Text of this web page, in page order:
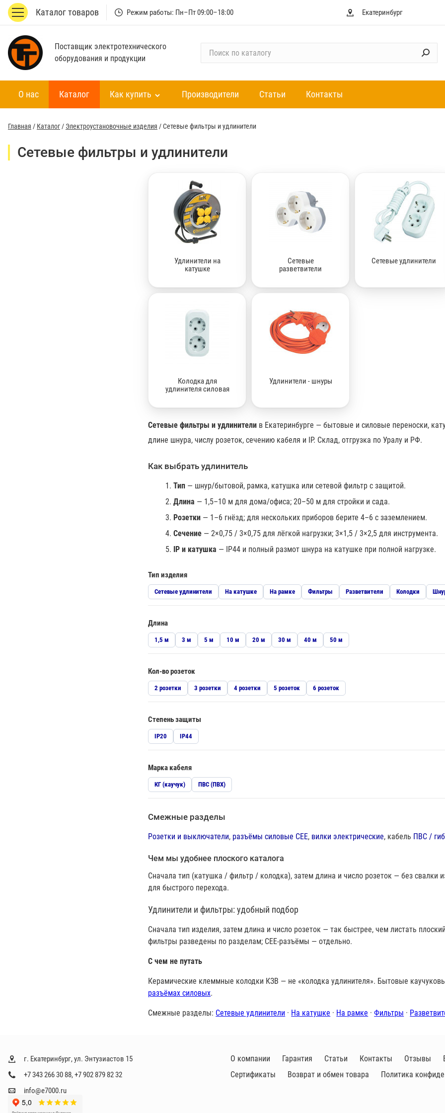
Каталог товаров Режим работы: Пн–Пт 09:00–18:00 Екатеринбург
Поставщик электротехнического
оборудования и продукции
с
к
п
к
т
о
г
у
О нас Каталог Как купить Производители Статьи Контакты
Главная / Каталог/ Электроустановочные изделия /Сетевые фильтры и удлинители
Сетевые фильтры и удлинители
Удлинители на
катушке
Сетевые
разветвители
Сетевые удлинители
Колодка для
удлинителя силовая
Удлинители - шнуры
Сетевые фильтры и удлинители в Екатеринбурге — бытовые и силовые переноски,
длине шнура, числу розеток, сечению кабеля и IP. Склад, отгрузка по Уралу и РФ.
Как выбрать удлинитель
Тип — шнур/бытовой, рамка, катушка или сетевой фильтр с защитой.
Длина — 1,5–10 м для дома/офиса; 20–50 м для стройки и сада.
Розетки — 1–6 гнёзд; для нескольких приборов берите 4–6 с заземлением.
Сечение — 2×0,75 / 3×0,75 для лёгкой нагрузки; 3×1,5 / 3×2,5 для инструмента.
IP и катушка — IP44 и полный размот шнура на катушке при полной нагрузке.
Тип изделия
Сетевые удлинители На катушке На рамке Фильтры Разветвители Колодки
Длина
1,5 м 3 м 5 м 10 м 20 м 30 м 40 м 50 м
Кол-во розеток
2 розетки 3 розетки 4 розетки 5 розеток 6 розеток
Степень защиты
IP20 IP44
Марка кабеля
КГ (каучук) ПВС (ПВХ)
Смежные разделы
Розетки и выключатели, разъёмы силовые CEE, вилки электрические, кабель ПВС /
Чем мы удобнее плоского каталога
Сначала тип (катушка / фильтр / колодка), затем длина и число розеток — без
для быстрого перехода.
Удлинители и фильтры: удобный подбор
Сначала тип изделия, затем длина и число розеток — так быстрее, чем листать
фильтры разведены по разделам; CEE-разъёмы — отдельно.
С чем не путать
Керамические клеммные колодки КЗВ — не «колодка удлинителя». Бытовые
разъёмах силовых.
Смежные разделы: Сетевые удлинители · На катушке · На рамке ·Фильтры ·
г. Екатеринбург, ул. Энтузиастов 15
+7 343 266 30 88,+7 902 879 82 32
info@e7000.ru
О компании Гарантия Статьи Контакты Отзывы
Сертификаты
Возврат и обмен товара Политика